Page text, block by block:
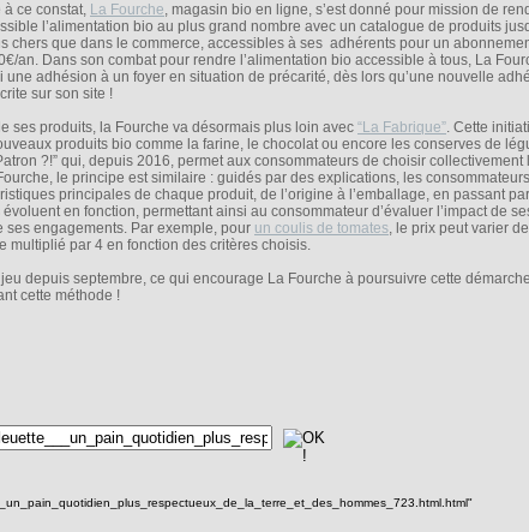
à ce constat, La Fourche, magasin bio en ligne, s’est donné pour mission de
l’alimentation bio au plus grand nombre avec un catalogue de produits
chers que dans le commerce, accessibles à ses adhérents pour un
an. Dans son combat pour rendre l’alimentation bio accessible à tous, La
une adhésion à un foyer en situation de précarité, dès lors qu’une nouvelle
sur son site !
ses produits, la Fourche va désormais plus loin avec “La Fabrique”. Cette
produits bio comme la farine, le chocolat ou encore les conserves de
?!” qui, depuis 2016, permet aux consommateurs de choisir collectivement
le principe est similaire : guidés par des explications, les consommateurs
principales de chaque produit, de l’origine à l’emballage, en passant
en fonction, permettant ainsi au consommateur d’évaluer l’impact de
ses engagements. Par exemple, pour un coulis de tomates, le prix peut varier
multiplié par 4 en fonction des critères choisis.
depuis septembre, ce qui encourage La Fourche à poursuivre cette
cette méthode !